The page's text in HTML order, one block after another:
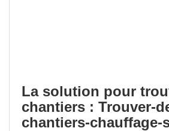
La solution pour
chantiers : Trouver-
chantiers-chauffage-